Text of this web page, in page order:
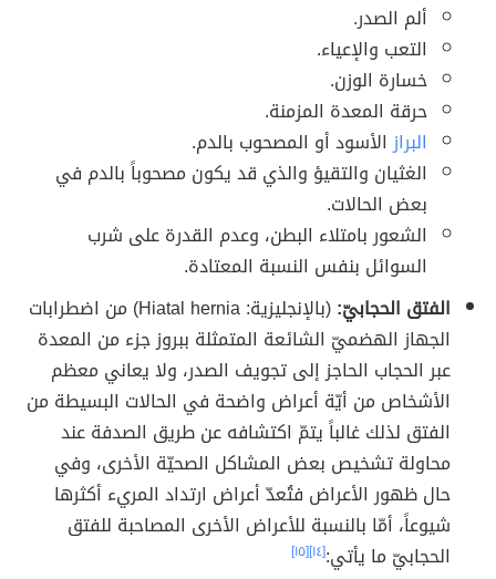
ألم الصدر.
التعب والإعياء.
خسارة الوزن.
حرقة المعدة المزمنة.
البرازالأسود أو المصحوب بالدم.
الغثيان والتقيؤ والذي قد يكون مصحوباً بالدم في
بعض الحالات.
الشعور بامتلاء البطن، وعدم القدرة على شرب
السوائل بنفس النسبة المعتادة.
الفتق الحجابيّ:
(بالإنجليزية: Hiatal hernia) من اضطرابات
الجهاز الهضميّ الشائعة المتمثلة ببروز جزء من المعدة
عبر الحجاب الحاجز إلى تجويف الصدر، ولا يعاني معظم
الأشخاص من أيّة أعراض واضحة في الحالات البسيطة من
الفتق لذلك غالباً يتمّ اكتشافه عن طريق الصدفة عند
محاولة تشخيص بعض المشاكل الصحيّة الأخرى، وفي
حال ظهور الأعراض فتُعدّ أعراض ارتداد المريء أكثرها
شيوعاً، أمّا بالنسبة للأعراض الأخرى المصاحبة للفتق
الحجابيّ ما يأتي:[١٤] [١٥]